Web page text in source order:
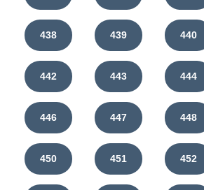
438 439 440
442 443 444
446 447 448
450 451 452